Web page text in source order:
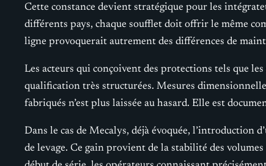
Cette constance devient stratégique pour les
différents pays, chaque soufflet doit offrir le même
ligne provoquerait autrement des différences de
Les acteurs qui conçoivent des protections tels que
qualification très structurées. Mesures
fabriqués n’est plus laissée au hasard. Elle est
Dans le cas de Mecalys, déjà évoquée, l’introduction
de levage. Ce gain provient de la stabilité des